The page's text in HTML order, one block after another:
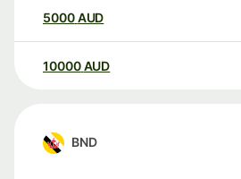
5000AUD
10000 AUD
BND